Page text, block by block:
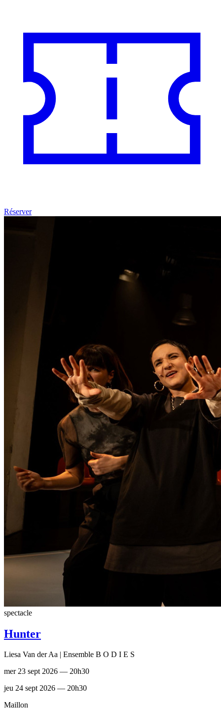
Réserver
spectacle
Hunter
Liesa Van der Aa | Ensemble B O D I E S
mer 23 sept 2026 — 20h30
jeu 24 sept 2026 — 20h30
Maillon